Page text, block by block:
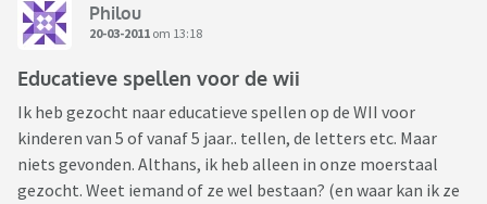
Philou
20-03-2011 om 13:18
Educatieve spellen voor de wii
Ik heb gezocht naar educatieve spellen op de WII voor
kinderen van 5 of vanaf 5 jaar.. tellen, de letters etc. Maar
niets gevonden. Althans, ik heb alleen in onze moerstaal
gezocht. Weet iemand of ze wel bestaan? (en waar kan ik ze